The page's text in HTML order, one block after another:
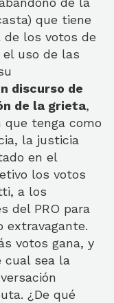
que tiene
de los votos de
uso de las
discurso de
de la grieta,
que tenga como
la justicia
en el
los votos
a los
del PRO para
extravagante.
votos gana, y
cual sea la
¿De qué